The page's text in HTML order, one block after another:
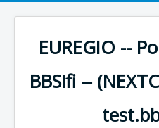
EUREGIO --
BBSifi --